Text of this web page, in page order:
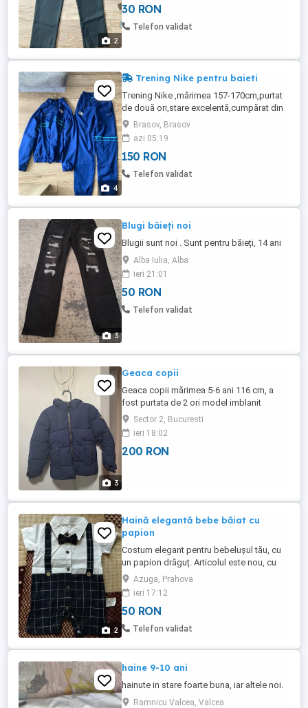
2
30 RON
Telefon validat
4
Trening Nike pentru baieti
Trening Nike ,mărimea 157-170cm,purtat
de două ori,stare excelentă,cumpărat din
UK Brasov, Brasov
azi 05:19
150 RON
Telefon validat
3
Blugi băieți noi
Blugii sunt noi . Sunt pentru băieți, 14 ani
Alba Iulia, Alba
ieri 21:01
50 RON
Telefon validat
3
Geaca copii
Geaca copii mărimea 5-6 ani 116 cm, a
fost purtata de 2 ori model imblanit
Sector 2, Bucuresti
ieri 18:02
200 RON
2
Haină elegantă bebe băiat cu
papion
Costum elegant pentru bebelușul tău, cu
un papion drăguț. Articolul este nou, cu
etichetă. Perfect pentru ocazii speciale
sau pentru a fi purtat într-o zi obișnuită cu
stil. ( Este dintr-o singura bucata plus
papionul ). Lățimea umerilor 21 cm , lățime
costumaș la șolduri 27 cm, lungime totală
Azuga, Prahova
ieri 17:12
50 RON
Telefon validat
haine 9-10 ani
hainute in stare foarte buna, iar altele noi.
Ramnicu Valcea, Valcea